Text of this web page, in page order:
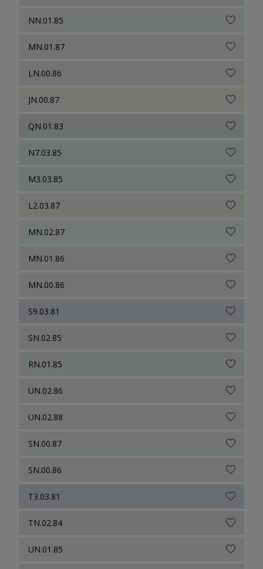
NN.01.85
MN.01.87
LN.00.86
JN.00.87
QN.01.83
N7.03.85
M3.03.85
L2.03.87
MN.02.87
MN.01.86
MN.00.86
S9.03.81
SN.02.85
RN.01.85
UN.02.86
UN.02.88
SN.00.87
SN.00.86
T3.03.81
TN.02.84
UN.01.85